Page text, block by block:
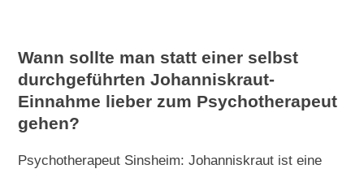
Wann sollte man statt einer selbst
durchgeführten Johanniskraut-
Einnahme lieber zum Psychotherapeut
gehen?
Psychotherapeut Sinsheim: Johanniskraut ist eine